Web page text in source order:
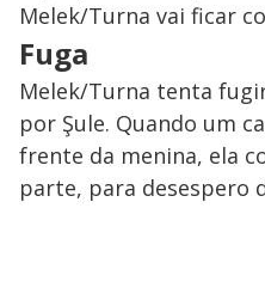
Melek/Turna vai ficar
Fuga
Melek/Turna tenta
por Şule. Quando um
frente da menina, ela
parte, para desespero